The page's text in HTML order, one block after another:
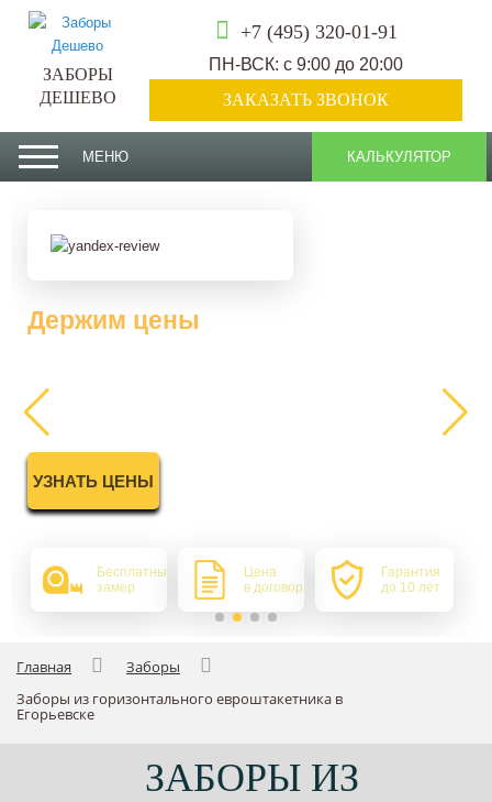
ЗАБОРЫ
ДЕШЕВО
+7 (495) 320-01-91
ПН-ВСК: с 9:00 до 20:00
ЗАКАЗАТЬ ЗВОНОК
МЕНЮ КАЛЬКУЛЯТОР
Держим цены
УЗНАТЬ ЦЕНЫ
Бесплатный
замер
Цена
в договоре
Гарантия
до 10 лет
Главная
Заборы
Заборы из горизонтального евроштакетника в
Егорьевске
ЗАБОРЫ ИЗ